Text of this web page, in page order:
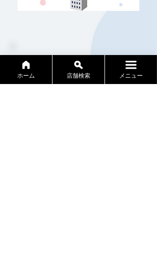
06 システム機器導入
ホーム 店舗検索 メニュー